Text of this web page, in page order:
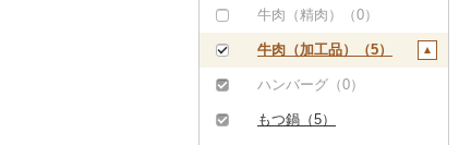
牛肉（精肉）（0）
牛肉（加工品）（5）
ハンバーグ（0）
もつ鍋（5）